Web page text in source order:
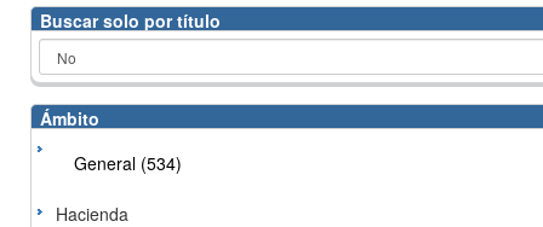
Buscar solo por título
Ámbito
General (534)
Hacienda